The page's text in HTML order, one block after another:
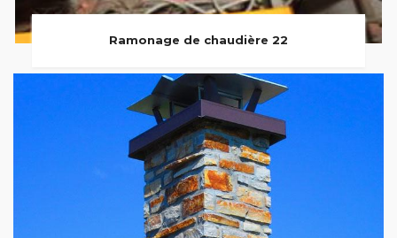
Ramonage de chaudière 22